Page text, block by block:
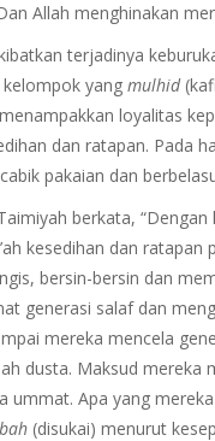
Allah menghinakan
terjadinya
yang mulhid
loyalitas
dan ratapan. Pada
pakaian dan
berkata,
kesedihan dan
bersin-bersin dan
generasi salaf dan
mereka mencela
dusta. Maksud
ummat. Apa yang
(disukai) menurut